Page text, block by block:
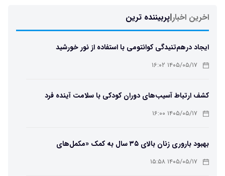
اخرین اخبار|پربیننده ترین
ایجاد درهم‌تنیدگی کوانتومی با استفاده از نور خورشید
۱۴۰۵/۰۵/۱۷ ۱۶:۰۲
کشف ارتباط آسیب‌های دوران کودکی با سلامت آینده فرد
۱۴۰۵/۰۵/۱۷ ۱۶:۰۰
بهبود باروری زنان بالای ۳۵ سال به کمک «مکمل‌های
باکتریایی»
۱۴۰۵/۰۵/۱۷ ۱۵:۵۸